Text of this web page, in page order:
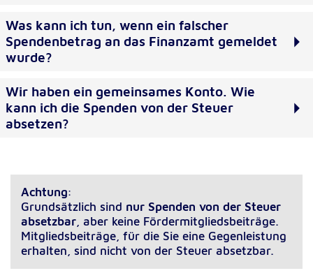
Was kann ich tun, wenn ein falscher
Spendenbetrag an das Finanzamt gemeldet
wurde?
Wir haben ein gemeinsames Konto. Wie
kann ich die Spenden von der Steuer
absetzen?
Achtung:
Grundsätzlich sind nur Spenden von der Steuer
absetzbar , aber keine Fördermitgliedsbeiträge.
Mitgliedsbeiträge, für die Sie eine Gegenleistung
erhalten, sind nicht von der Steuer absetzbar.
Zweck:
Einbinden und Anzeigen von Videos
Name:
NID
Zweck:
Einbinden von interaktiven Google Karten
Cookie Laufzeit:
6 Monate